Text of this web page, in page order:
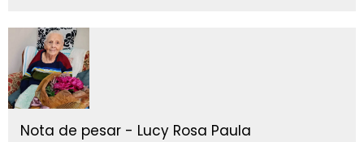
Nota de pesar - Lucy Rosa Paula